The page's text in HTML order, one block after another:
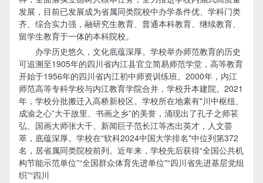
发展，目前已发展成为省属同类院校中办学条件优、学科门类
齐、综合实力强，融研究生教育、普通本科教育、继续教育、
留学生教育于一体的本科院校。
办学历史悠久，文化底蕴深厚。学校举办师范教育的历史
可追溯至1905年的四川省内江县官立简易师范学堂，高等教育
开始于1956年的四川省内江初中师资训练班。2000年，内江
师范高等专科学校与内江教育学院合并，学校升本建院。2021
年，学校分批搬迁入高桥新校区。学校所在地素有"川中枢纽、
成渝之心”大干故里、书画之乡”的美誉，涌现出了孔子之师苌
弘、国画大师张大千、新闻巨子范长江等杰出英才，人文荟
萃，底蕴深厚。学校在“软科2024中国大学排名"中位列第372
名，居省属同类院校前列。近年来，学校先后获得“全国公共机
构节能示范单位”“全国群众体育先进单位"“四川省先进基层党组
织”“四川